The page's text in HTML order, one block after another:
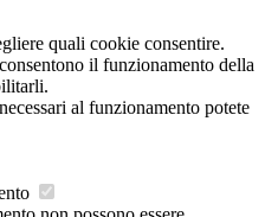
quali cookie consentire.
il funzionamento della
al funzionamento potete